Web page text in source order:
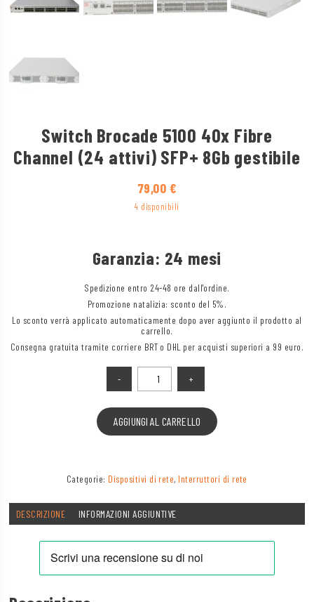
Switch Brocade 5100 40x Fibre
Channel (24 attivi) SFP+ 8Gb gestibile
79,00 €
4 disponibili
Garanzia: 24 mesi
Spedizione entro 24-48 ore dall'ordine.
Promozione natalizia: sconto del 5%.
Lo sconto verrà applicato automaticamente dopo aver aggiunto il prodotto al
carrello.
Consegna gratuita tramite corriere BRT o DHL per acquisti superiori a 99 euro.
AGGIUNGI AL CARRELLO
Categorie: Dispositivi di rete, Interruttori di rete
DESCRIZIONE INFORMAZIONI AGGIUNTIVE